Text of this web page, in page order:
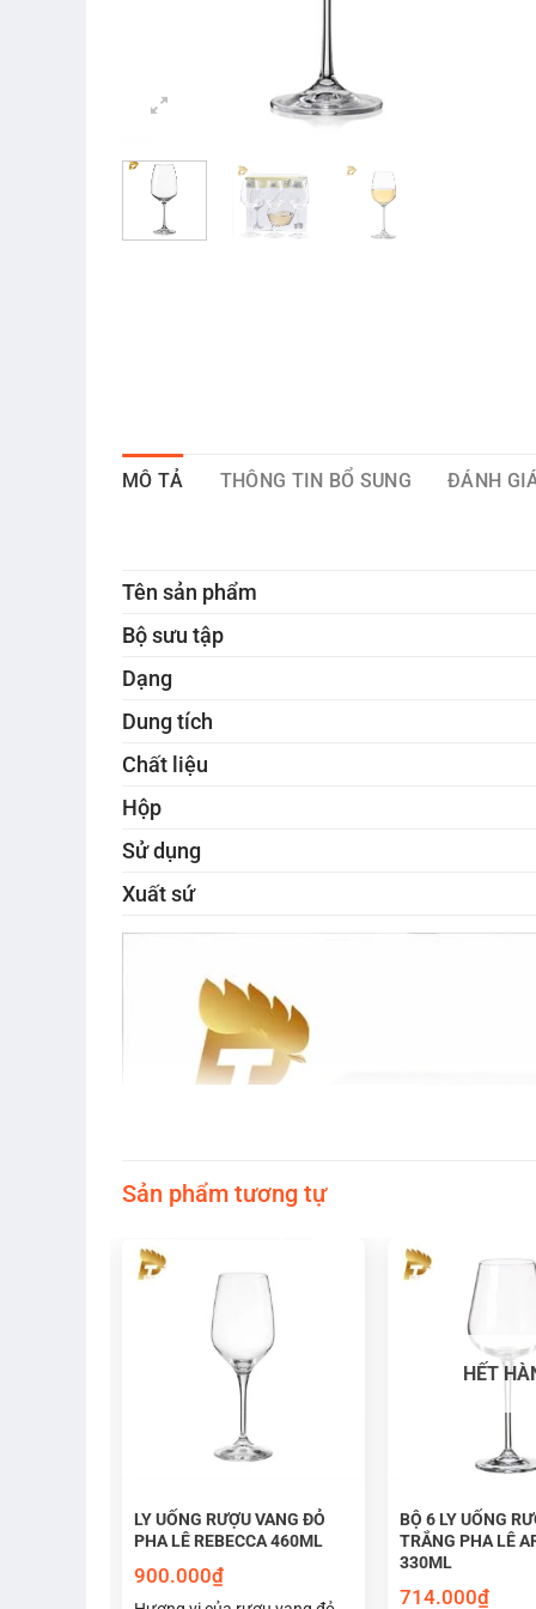
MÔ TẢ THÔNG TIN BỔ SUNG ĐÁNH
Tên sản phẩm
Bộ sưu tập
Dạng
Dung tích
Chất liệu
Hộp
Sử dụng
Xuất sứ
Sản phẩm tương tự
LY UỐNG RƯỢU VANG ĐỎ
PHA LÊ REBECCA 460ML
900.000₫
HẾT
BỘ 6 LY UỐNG
TRẮNG PHA LÊ
330ML
714.000₫